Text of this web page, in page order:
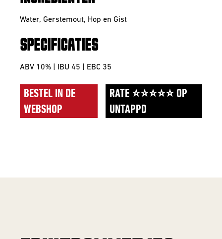
Water, Gerstemout, Hop en Gist
SPECIFICATIES
ABV 10% | IBU 45 | EBC 35
BESTEL IN DE
WEBSHOP
RATE ⭐⭐⭐⭐⭐ OP
UNTAPPD